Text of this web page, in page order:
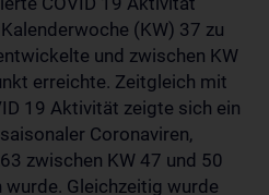
(KW) 37 zu
und zwischen KW
erreichte. Zeitgleich mit
19 Aktivität zeigte sich ein
Coronaviren,
zwischen KW 47 und 50
Gleichzeitig wurde